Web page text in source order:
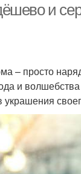
и
– просто
и волшебства